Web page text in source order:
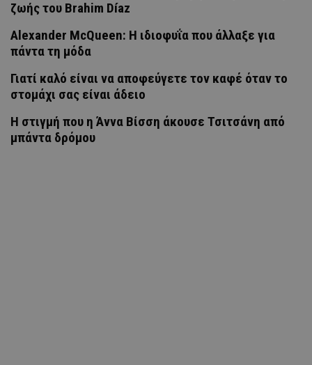
ζωής του Brahim Díaz
Alexander McQueen: Η ιδιοφυΐα που άλλαξε για
πάντα τη μόδα
Γιατί καλό είναι να αποφεύγετε τον καφέ όταν το
στομάχι σας είναι άδειο
H στιγμή που η Άννα Βίσση άκουσε Τσιτσάνη από
μπάντα δρόμου